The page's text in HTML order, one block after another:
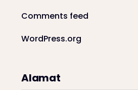
Comments feed
WordPress.org
Alamat